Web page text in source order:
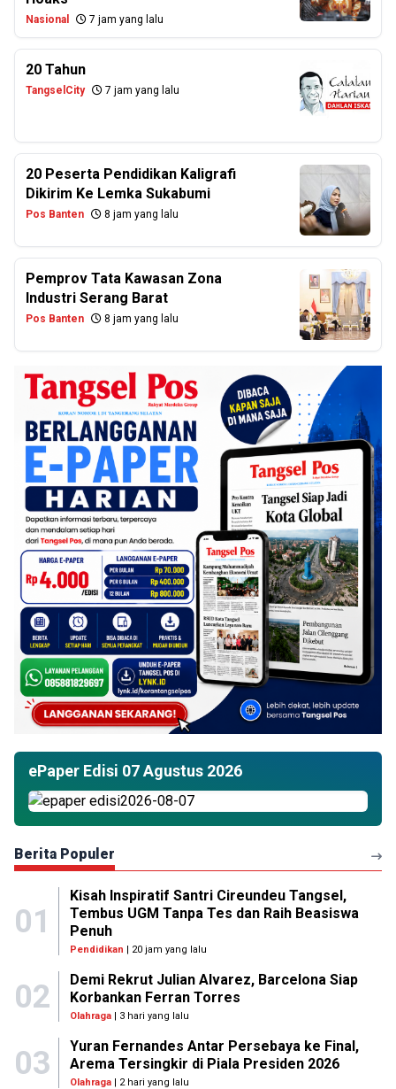
Nasional 7 jam yang lalu
20 Tahun
TangselCity 7 jam yang lalu
20 Peserta Pendidikan Kaligrafi
Dikirim Ke Lemka Sukabumi
Pos Banten 8 jam yang lalu
Pemprov Tata Kawasan Zona
Industri Serang Barat
Pos Banten 8 jam yang lalu
ePaper Edisi 07 Agustus 2026
Berita Populer
01
Kisah Inspiratif Santri Cireundeu Tangsel,
Tembus UGM Tanpa Tes dan Raih Beasiswa
Penuh
Pendidikan | 20 jam yang lalu
02
Demi Rekrut Julian Alvarez, Barcelona Siap
Korbankan Ferran Torres
Olahraga| 3 hari yang lalu
03
Yuran Fernandes Antar Persebaya ke Final,
Arema Tersingkir di Piala Presiden 2026
Olahraga| 2 hari yang lalu